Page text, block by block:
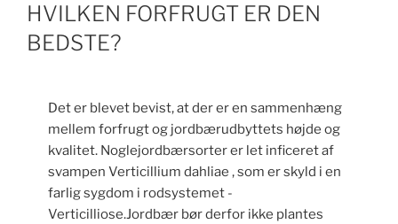
HVILKEN FORFRUGT ER DEN
BEDSTE?
Det er blevet bevist, at der er en sammenhæng
mellem forfrugt og jordbærudbyttets højde og
kvalitet. Noglejordbærsorter er let inficeret af
svampen Verticillium dahliae , som er skyld i en
farlig sygdom i rodsystemet -
Verticilliose.Jordbær bør derfor ikke plantes